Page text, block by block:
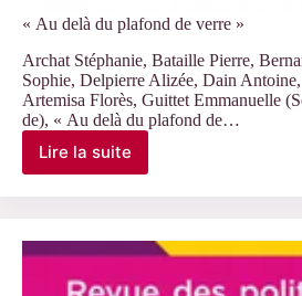
« Au delà du plafond de verre »
Archat Stéphanie, Bataille Pierre,
Sophie, Delpierre Alizée, Dain
Artemisa Florès, Guittet Emmanuelle
de), « Au delà du plafond de…
Lire la suite
« Au
de